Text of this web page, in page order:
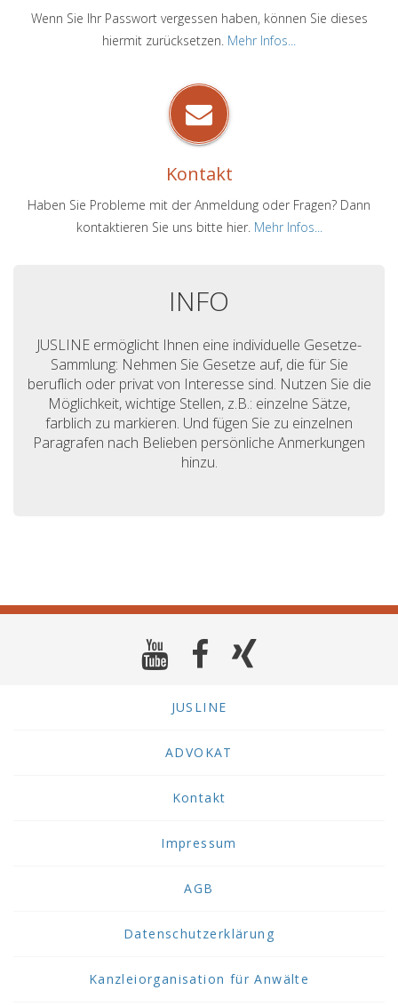
Wenn Sie Ihr Passwort vergessen haben, können Sie dieses
hiermit zurücksetzen. Mehr Infos...
Kontakt
Haben Sie Probleme mit der Anmeldung oder Fragen? Dann
kontaktieren Sie uns bitte hier. Mehr Infos...
INFO
JUSLINE ermöglicht Ihnen eine individuelle Gesetze-
Sammlung: Nehmen Sie Gesetze auf, die für Sie
beruflich oder privat von Interesse sind. Nutzen Sie die
Möglichkeit, wichtige Stellen, z.B.: einzelne Sätze,
farblich zu markieren. Und fügen Sie zu einzelnen
Paragrafen nach Belieben persönliche Anmerkungen
hinzu.
JUSLINE
ADVOKAT
Kontakt
Impressum
AGB
Datenschutzerklärung
Kanzleiorganisation für Anwälte